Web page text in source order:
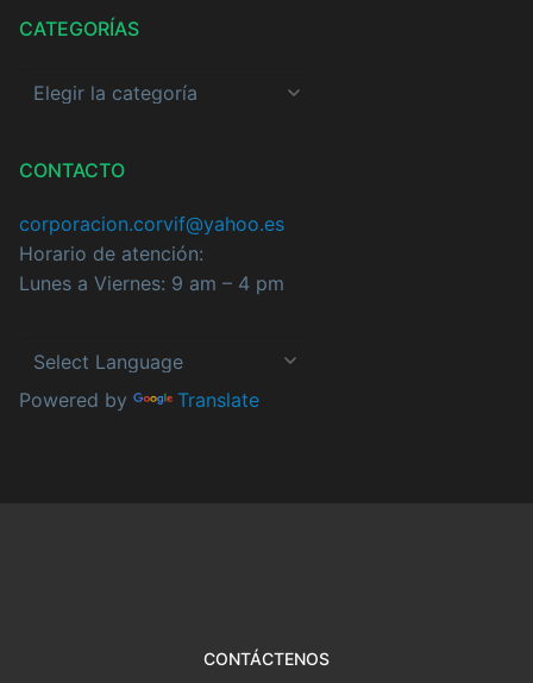
CATEGORÍAS
Categorías
CONTACTO
corporacion.corvif@yahoo.es
Horario de atención:
Lunes a Viernes: 9 am – 4 pm
Powered by Translate
CONTÁCTENOS